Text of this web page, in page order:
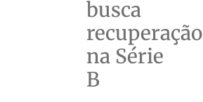
busca
recuperação
na Série
B